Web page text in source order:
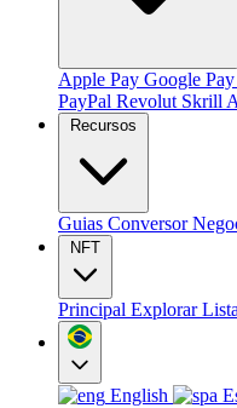
Apple Pay Google Pay
PayPal Revolut Skrill
Recursos
Guias Conversor
NFT
Principal ExplorarLista
English